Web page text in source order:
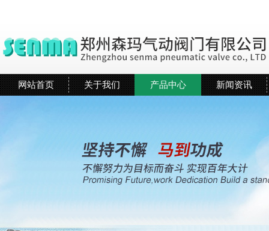
网站首页 关于我们 产品中心 新闻资讯